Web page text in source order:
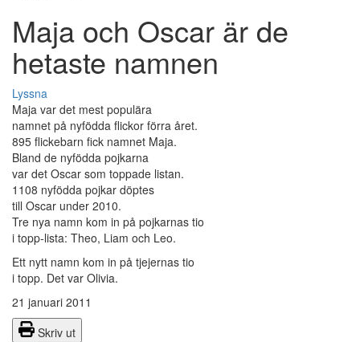
Maja och Oscar är de
hetaste namnen
Lyssna
Maja var det mest populära
namnet på nyfödda flickor förra året.
895 flickebarn fick namnet Maja.
Bland de nyfödda pojkarna
var det Oscar som toppade listan.
1108 nyfödda pojkar döptes
till Oscar under 2010.
Tre nya namn kom in på pojkarnas tio
i topp-lista: Theo, Liam och Leo.
Ett nytt namn kom in på tjejernas tio
i topp. Det var Olivia.
21 januari 2011
Skriv ut